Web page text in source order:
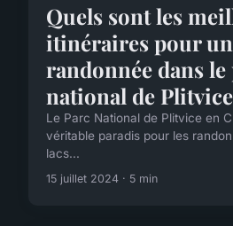
Quels sont les
itinéraires pour
randonnée dans le
national de
Le Parc National de Plitvice en
véritable paradis pour les
lacs...
15 juillet 2024 · 5 min